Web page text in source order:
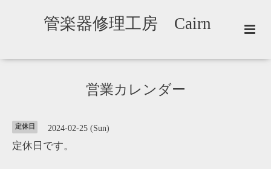
管楽器修理工房 Cairn
営業カレンダー
定休日 2024-02-25 (Sun)
定休日です。